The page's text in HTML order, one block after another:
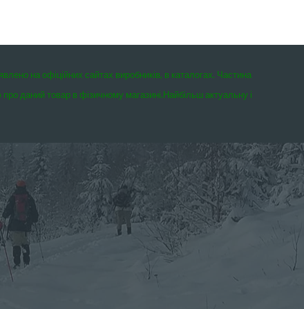
на офіційних сайтах виробників, в каталогах. Частина
даний товар в фізичному магазині.Найбільш актуальну і